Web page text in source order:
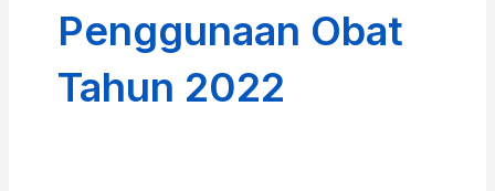
Penggunaan Obat
Tahun 2022